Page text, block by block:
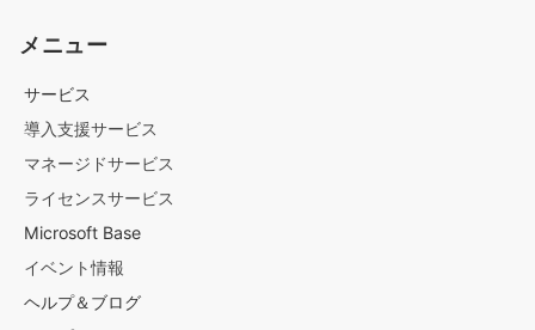
メニュー
サービス
導入支援サービス
マネージドサービス
ライセンスサービス
Microsoft Base
イベント情報
ヘルプ＆ブログ